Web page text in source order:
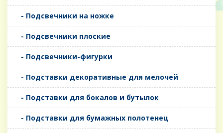
- Подсвечники на ножке
- Подсвечники плоские
- Подсвечники-фигурки
- Подставки декоративные для мелочей
- Подставки для бокалов и бутылок
- Подставки для бумажных полотенец